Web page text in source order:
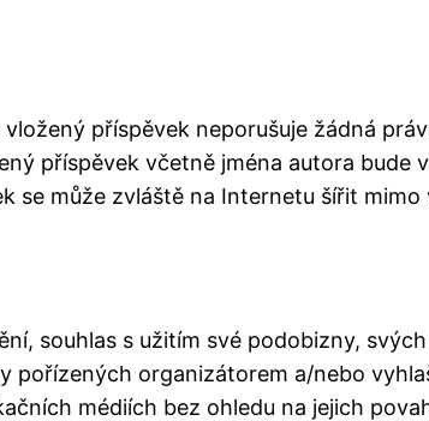
příspěvek neporušuje žádná
příspěvek včetně jména autora bude
se může zvláště na Internetu šířit
souhlas s užitím své podobizny,
organizátorem a/nebo
médiích bez ohledu na jejich